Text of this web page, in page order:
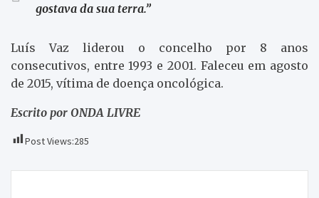
gostava da sua terra.”
Luís Vaz liderou o concelho por 8 anos
consecutivos, entre 1993 e 2001. Faleceu em agosto
de 2015, vítima de doença oncológica.
Escrito por ONDA LIVRE
Post Views:285